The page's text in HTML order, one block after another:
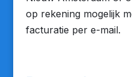
op rekening mogelijk
facturatie per e-mail.